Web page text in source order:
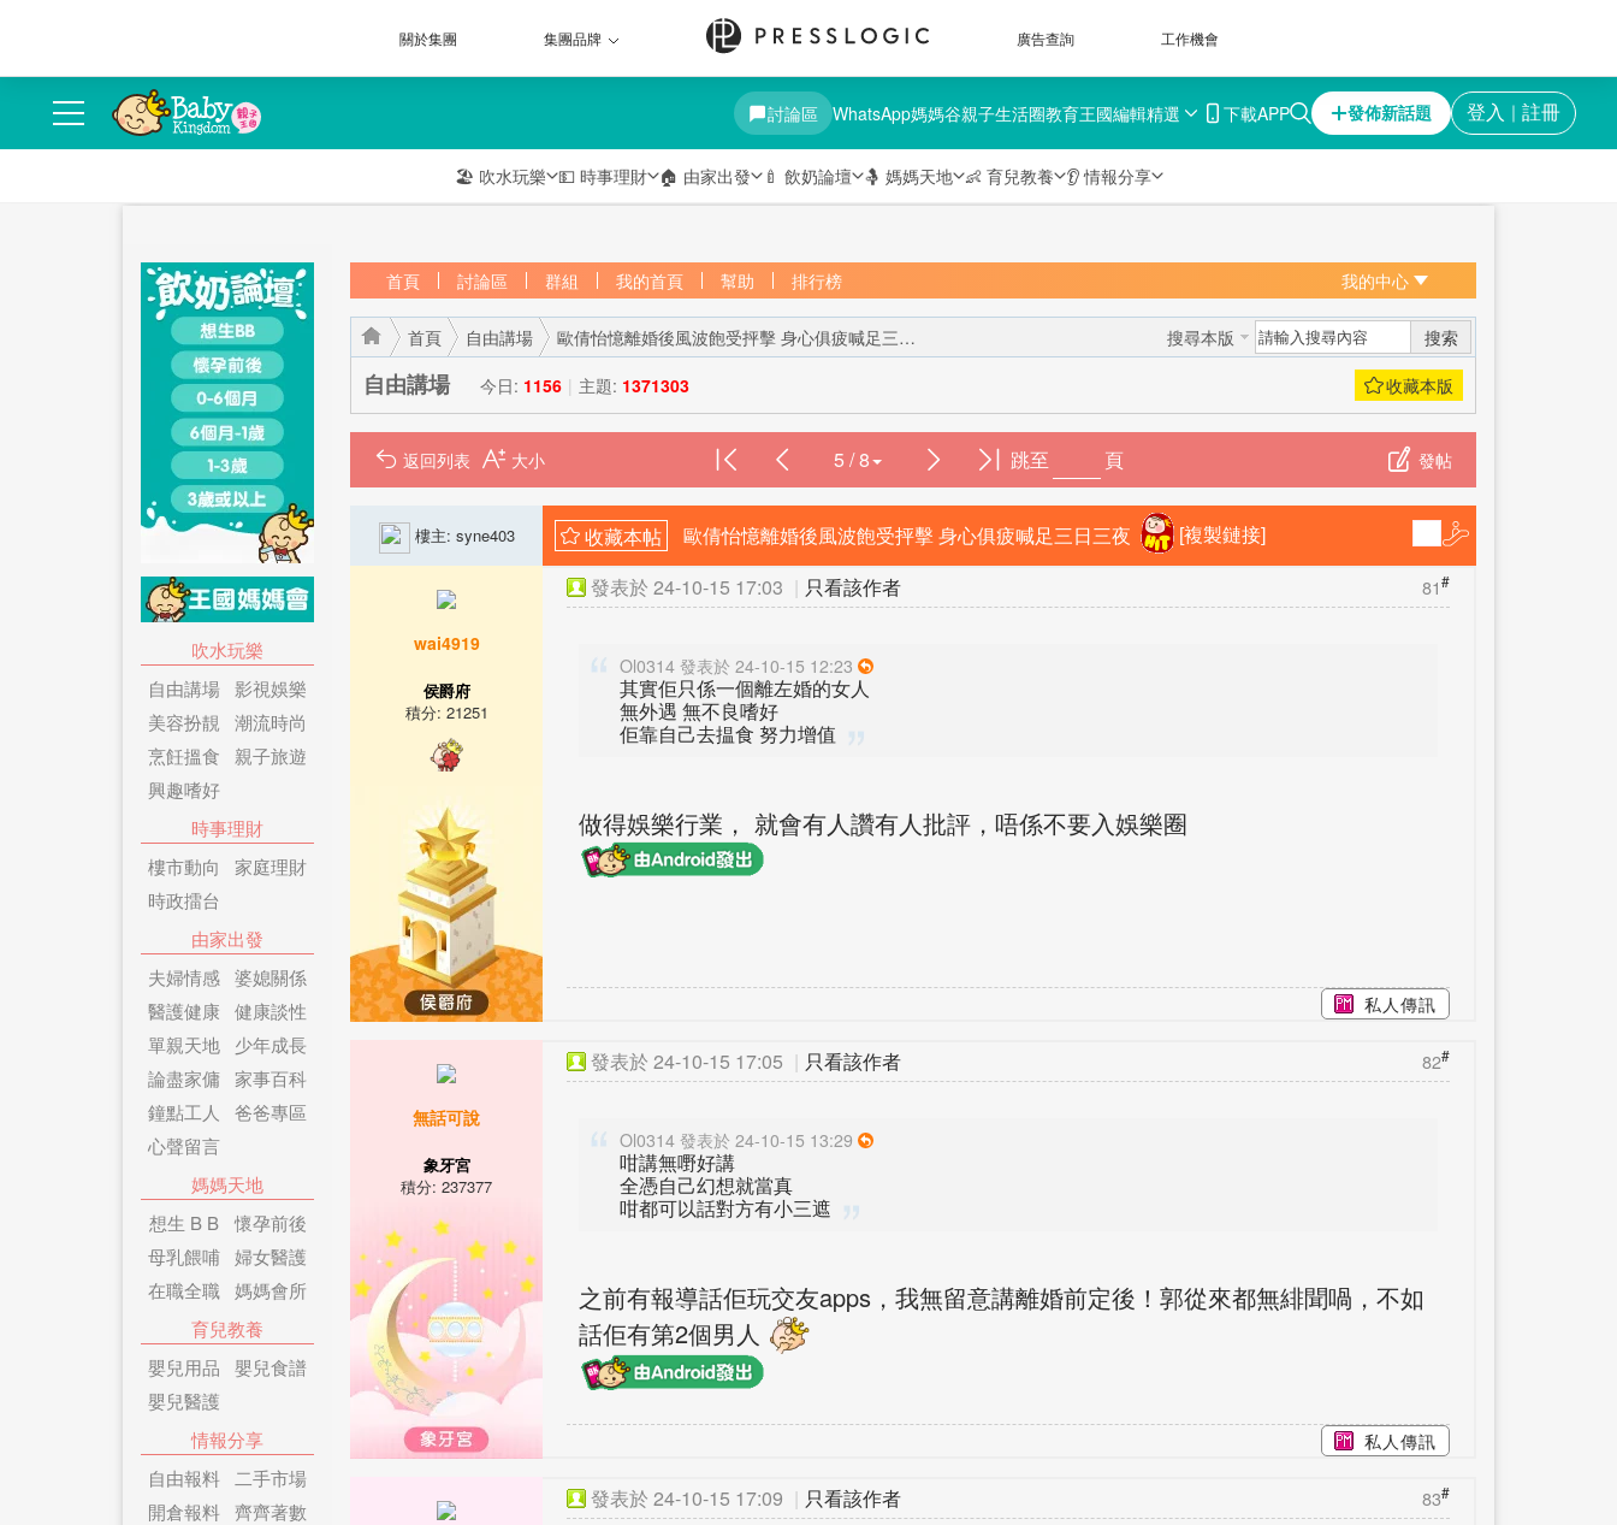
關於集團 集團品牌 廣告查詢 工作機會
討論區 WhatsApp媽媽谷親子生活圈教育王國編輯精選 下載APP 發佈新話題 登入 ｜ 註冊
🏖️ 吹水玩樂 💵 時事理財 🏠 由家出發 🍼 飲奶論壇 🤱 媽媽天地 👶 育兒教養 👂 情報分享
吹水玩樂
自由講場 影視娛樂
美容扮靚
潮流時尚
烹飪搵食
親子旅遊
興趣嗜好
時事理財
樓市動向
家庭理財
時政擂台
由家出發
夫婦情感 婆媳關係
醫護健康
健康談性
單親天地
少年成長
論盡家傭
家事百科
鐘點工人
爸爸專區
心聲留言
媽媽天地
想生 B B
懷孕前後
母乳餵哺 婦女醫護
在職全職
媽媽會所
育兒教養
嬰兒用品
嬰兒食譜
嬰兒醫護
情報分享
自由報料
二手市場
開倉報料 齊齊著數
我的中心
首頁 討論區 群組 我的首頁 幫助 排行榜
搜尋本版 搜索
首頁
›
自由講場 歐倩怡憶離婚後風波飽受抨擊 身心俱疲喊足三日三夜 ...
自由講場 今日: 1156 | 主題: 1371303
發帖
返回列表 5 / 8 跳至 頁
樓主: syne403 歐倩怡憶離婚後風波飽受抨擊 身心俱疲喊足三日三夜 [複製鏈接]
wai4919
侯爵府
積分: 21251
81#
發表於 24-10-15 17:03 | 只看該作者
Ol0314 發表於 24-10-15 12:23
其實佢只係一個離左婚的女人
無外遇 無不良嗜好
佢靠自己去揾食 努力增值
做得娛樂行業， 就會有人讚有人批評，唔係不要入娛樂圈
私人傳訊
無話可說
象牙宮
積分: 237377
82#
發表於 24-10-15 17:05 | 只看該作者
Ol0314 發表於 24-10-15 13:29
咁講無嘢好講
全憑自己幻想就當真
咁都可以話對方有小三遮
之前有報導話佢玩交友apps，我無留意講離婚前定後！郭從來都無緋聞喎，不如
話佢有第2個男人
私人傳訊
83#
發表於 24-10-15 17:09 | 只看該作者